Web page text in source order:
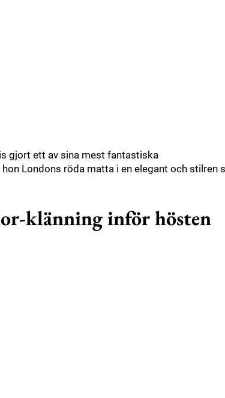
gjort ett av sina mest fantastiska
Londons röda matta i en elegant och stilren
klänning inför hösten